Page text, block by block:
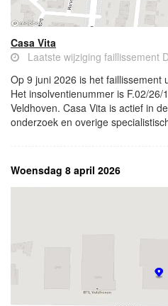
Casa Vita
Laatste wijziging faillissement
Op 9 juni 2026 is het faillissement
Het insolventienummer is F.02/
Veldhoven. Casa Vita is actief in
onderzoek en overige
Woensdag 8 april 2026